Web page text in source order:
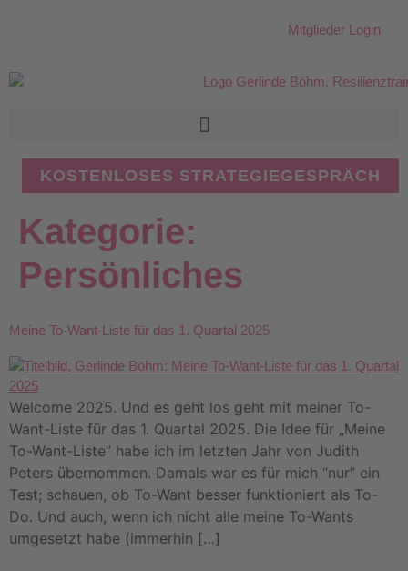
Mitglieder Login
KOSTENLOSES STRATEGIEGESPRÄCH
Kategorie:
Persönliches
Meine To-Want-Liste für das 1. Quartal 2025
Welcome 2025. Und es geht los geht mit meiner To-
Want-Liste für das 1. Quartal 2025. Die Idee für „Meine
To-Want-Liste” habe ich im letzten Jahr von Judith
Peters übernommen. Damals war es für mich “nur” ein
Test; schauen, ob To-Want besser funktioniert als To-
Do. Und auch, wenn ich nicht alle meine To-Wants
umgesetzt habe (immerhin […]